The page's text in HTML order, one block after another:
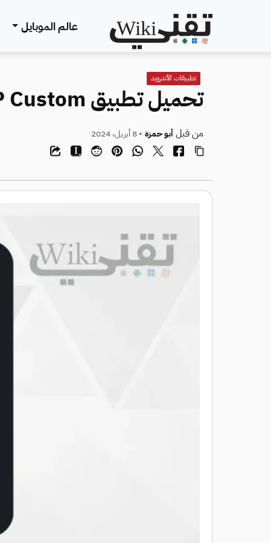
عالم الموبايل
تطبيقات الأندرويد
تحميل تطبيق HTTP Custom اخر اصدار للاندرويد
من قبلأبو حمزة • 8 أبريل، 2024